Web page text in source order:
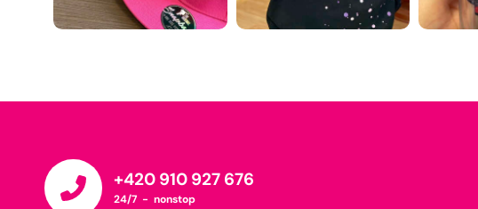
+420 910 927 676
24/7 - nonstop